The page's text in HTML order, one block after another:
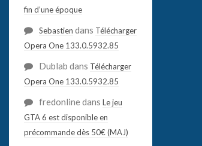
fin d’une époque
Sebastien dans Télécharger
Opera One 133.0.5932.85
Dublab dans Télécharger
Opera One 133.0.5932.85
fredonlinedans Le jeu
GTA 6 est disponible en
précommande dès 50€ (MAJ)